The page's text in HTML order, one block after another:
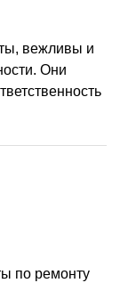
вежливы и
Они
по ремонту